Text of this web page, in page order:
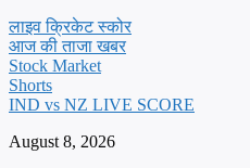
लाइव क्रिकेट स्कोर
आज की ताजा खबर
Stock Market
Shorts
IND vs NZ LIVE SCORE
August 8, 2026